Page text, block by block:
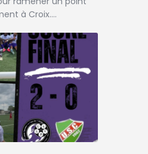
à Croix.…